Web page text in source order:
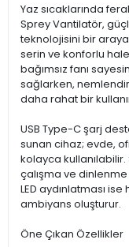
Yaz sıcaklarında
Sprey Vantilatör,
teknolojisini bir
serin ve konforlu
bağımsız fanı
sağlarken,
daha rahat bir
USB Type-C şarj
sunan cihaz; evde,
kolayca
çalışma ve dinlenme
LED aydınlatması
ambiyans oluşturur.
Öne Çıkan Özellikler